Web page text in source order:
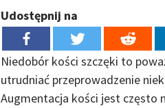
Udostępnij na
Niedobór kości szczęki to
utrudniać przeprowadzenie
Augmentacja kości jest często